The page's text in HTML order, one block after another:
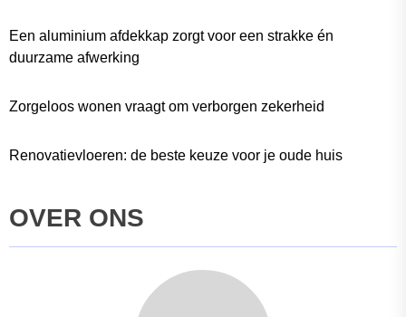
Een aluminium afdekkap zorgt voor een strakke én
duurzame afwerking
Zorgeloos wonen vraagt om verborgen zekerheid
Renovatievloeren: de beste keuze voor je oude huis
OVER ONS